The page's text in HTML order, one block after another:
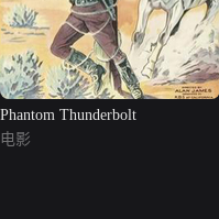
Phantom Thunderbolt
电影